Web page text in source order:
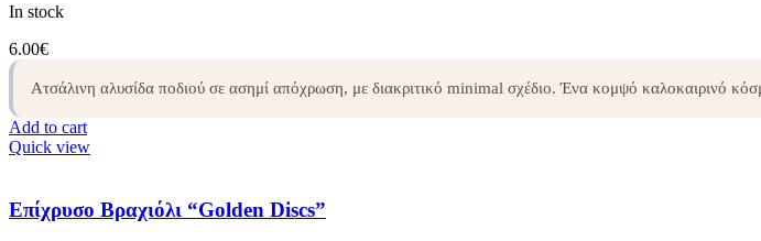
In stock
6.00€
Ατσάλινη αλυσίδα ποδιού σε ασημί απόχρωση, με διακριτικό minimal σχέδιο. Ένα κομψό καλοκαιρινό
Add to cart
Quick view
Επίχρυσο Βραχιόλι “Golden Discs”